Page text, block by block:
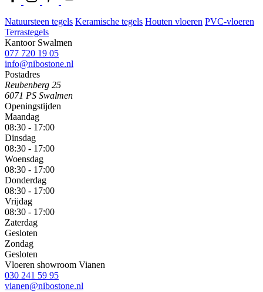
Natuursteen tegels Keramische tegels Houten vloeren PVC-vloeren
Terrastegels
Kantoor Swalmen
077 720 19 05
info@nibostone.nl
Postadres
Reubenberg 25
6071 PS Swalmen
Openingstijden
Maandag
08:30 - 17:00
Dinsdag
08:30 - 17:00
Woensdag
08:30 - 17:00
Donderdag
08:30 - 17:00
Vrijdag
08:30 - 17:00
Zaterdag
Gesloten
Zondag
Gesloten
Vloeren showroom Vianen
030 241 59 95
vianen@nibostone.nl